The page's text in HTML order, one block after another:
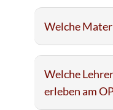
Welche
Welche
erleben am